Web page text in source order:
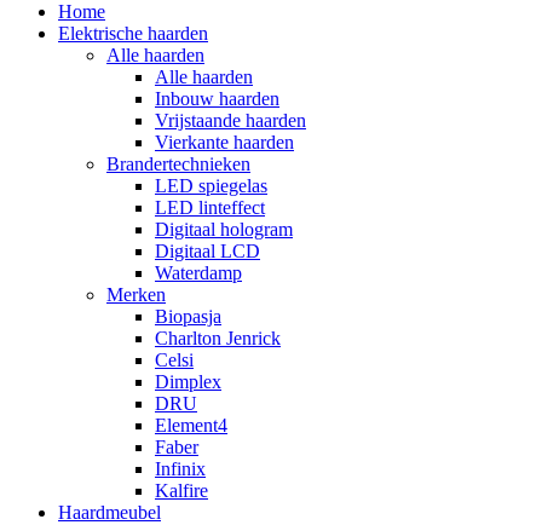
Home
Elektrische haarden
Alle haarden
Alle haarden
Inbouw haarden
Vrijstaande haarden
Vierkante haarden
Brandertechnieken
LED spiegelas
LED linteffect
Digitaal hologram
Digitaal LCD
Waterdamp
Merken
Biopasja
Charlton Jenrick
Celsi
Dimplex
DRU
Element4
Faber
Infinix
Kalfire
Haardmeubel